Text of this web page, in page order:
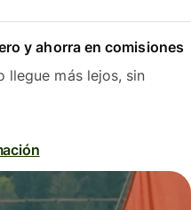
y ahorra en comisiones
llegue más lejos, sin